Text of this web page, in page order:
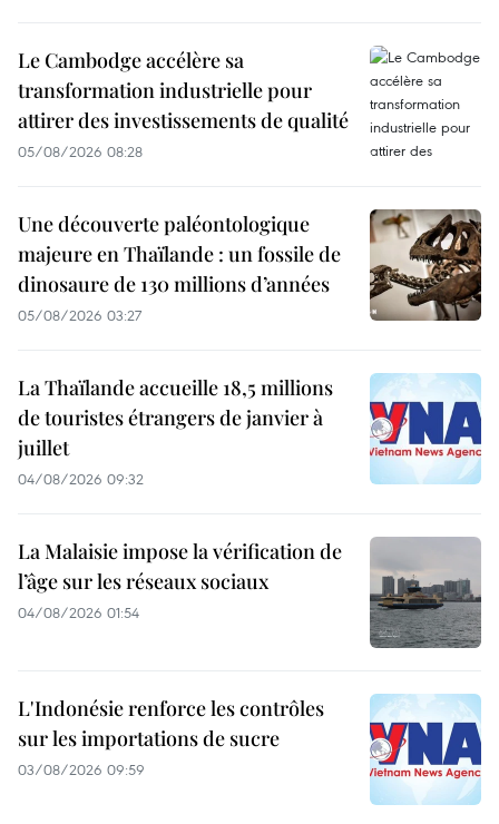
Le Cambodge accélère sa
transformation industrielle pour
attirer des investissements de qualité
05/08/2026 08:28
Une découverte paléontologique
majeure en Thaïlande : un fossile de
dinosaure de 130 millions d’années
05/08/2026 03:27
La Thaïlande accueille 18,5 millions
de touristes étrangers de janvier à
juillet
04/08/2026 09:32
La Malaisie impose la vérification de
l’âge sur les réseaux sociaux
04/08/2026 01:54
L'Indonésie renforce les contrôles
sur les importations de sucre
03/08/2026 09:59